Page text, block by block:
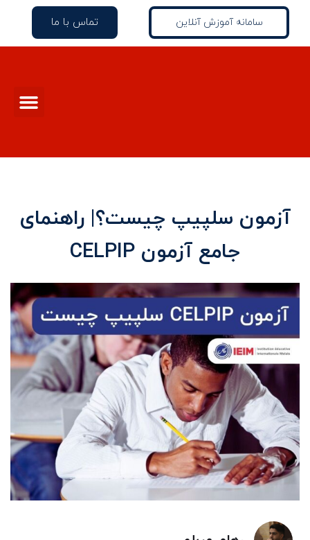
سامانه آموزش آنلاین تماس با ما
آزمون سلپیپ چیست؟| راهنمای
جامع آزمون CELPIP